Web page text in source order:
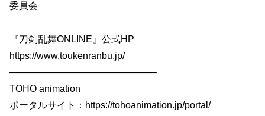
委員会
『刀剣乱舞ONLINE』公式HP
https://www.toukenranbu.jp/
———————————————–
TOHO animation
ポータルサイト：https://tohoanimation.jp/portal/